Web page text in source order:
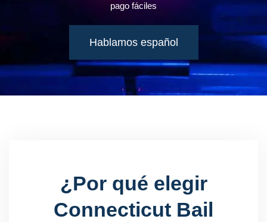
pago fáciles
Hablamos español
¿Por qué elegir
Connecticut Bail